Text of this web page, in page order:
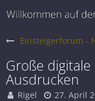
Einsteigerforum -
Große
Ausdrucken
Rigel 27. April